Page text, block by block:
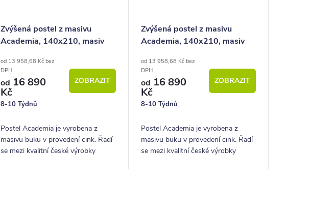
Zvýšená postel z masivu
Academia, 140x210, masiv
od 13 958,68 Kč bez
DPH
od 16 890
Kč
8-10 Týdnů
ZOBRAZIT
Postel Academia je vyrobena z
masivu buku v provedení cink. Řadí
se mezi kvalitní české výrobky
Zvýšená postel z masivu
Academia, 140x210, masiv
od 13 958,68 Kč bez
DPH
od 16 890
Kč
8-10 Týdnů
ZOBRAZIT
Postel Academia je vyrobena z
masivu buku v provedení cink. Řadí
se mezi kvalitní české výrobky